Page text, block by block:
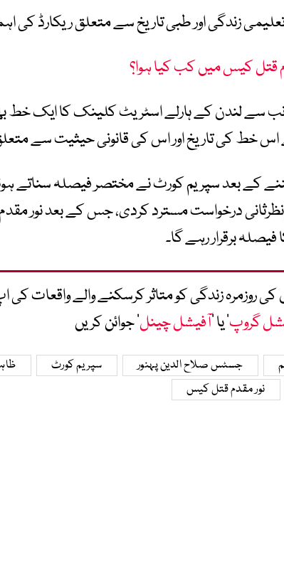
زندگی اور طبی تاریخ سے متعلق ریکارڈ کی
قتل کیس میں کب کیا ہوا؟
سے لندن کے ہارلے اسٹریٹ کلینک کا ایک خط
اس خط کی تاریخ اور اس کی قانونی حیثیت سے
کے بعد سپریم کورٹ نے مختصر فیصلہ سناتے
درخواست مسترد کردی، جس کے بعد نور
برقرار رہے گا۔
کی روزمرہ زندگی کو متاثر کرسکنے والے واقعات
گروپ‘ یا ’آفیشل چینل‘ جوائن کریں
جسٹس صلاح الدین پہنور سپریم کورٹ
نور مقدم قتل کیس